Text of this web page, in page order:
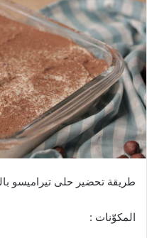
طريقة تحضير حلى تيراميسو
المكوّنات :